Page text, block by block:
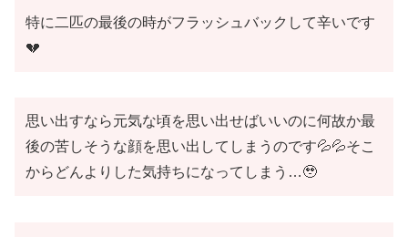
特に二匹の最後の時がフラッシュバックして辛いです
💔
思い出すなら元気な頃を思い出せばいいのに何故か最
後の苦しそうな顔を思い出してしまうのです💦💦そこ
からどんよりした気持ちになってしまう…🥹